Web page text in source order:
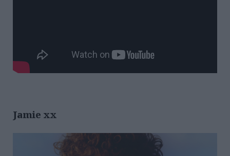
Jamie xx